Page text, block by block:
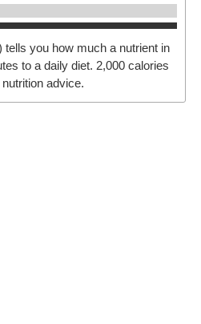
tells you how much a nutrient in
to a daily diet. 2,000 calories
advice.